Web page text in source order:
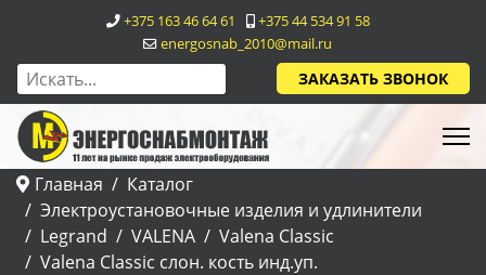
+375 163 46 64 61
+375 44 534 91 58
energosnab_2010@mail.ru
ЗАКАЗАТЬ ЗВОНОК
Главная
Каталог
Электроустановочные изделия и удлинители
Legrand
VALENA
Valena Classic
Valena Classic слон. кость инд.уп.